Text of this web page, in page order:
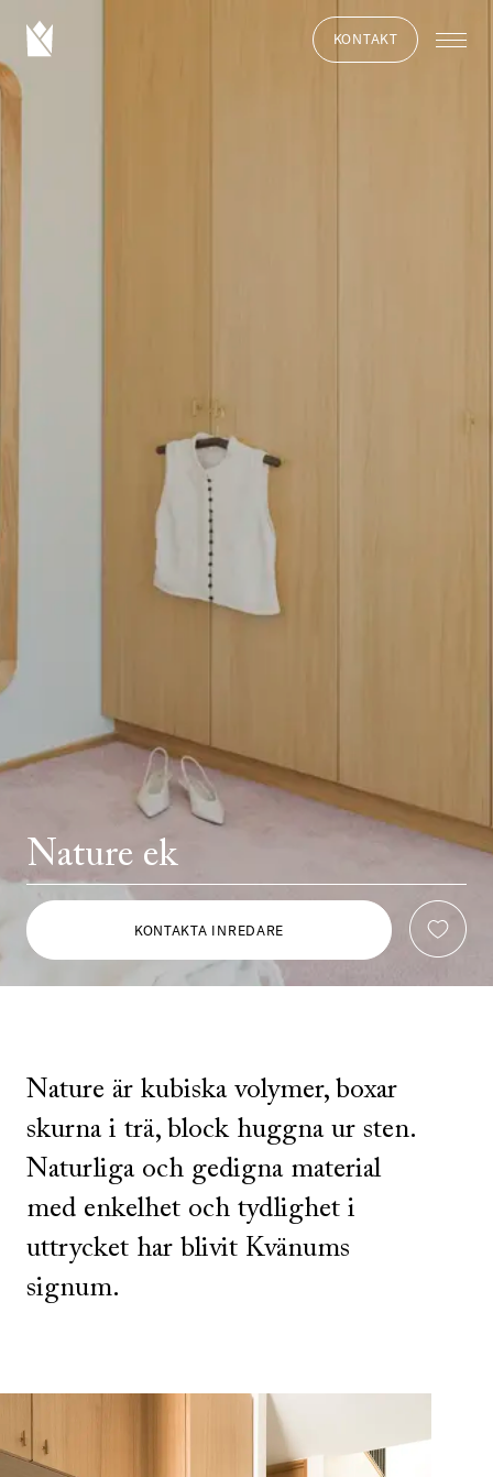
KONTAKT
Nature ek
KONTAKTA INREDARE
Nature är kubiska volymer, boxar
skurna i trä, block huggna ur sten.
Naturliga och gedigna material
med enkelhet och tydlighet i
uttrycket har blivit Kvänums
signum.